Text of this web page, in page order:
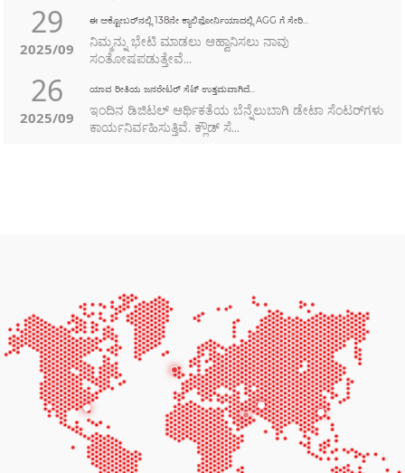
29
2025/09
ಈ ಅಕ್ಟೋಬರ್‌ನಲ್ಲಿ 138ನೇ ಕ್ಯಾಲಿಫೋರ್ನಿಯಾದಲ್ಲಿ AGG ಗೆ ಸೇರಿ...
ನಿಮ್ಮನ್ನು ಭೇಟಿ ಮಾಡಲು ಆಹ್ವಾನಿಸಲು ನಾವು
ಸಂತೋಷಪಡುತ್ತೇವೆ...
26
2025/09
ಯಾವ ರೀತಿಯ ಜನರೇಟರ್ ಸೆಟ್ ಉತ್ತಮವಾಗಿದೆ...
ಇಂದಿನ ಡಿಜಿಟಲ್ ಆರ್ಥಿಕತೆಯ ಬೆನ್ನೆಲುಬಾಗಿ ಡೇಟಾ ಸೆಂಟರ್‌ಗಳು
ಕಾರ್ಯನಿರ್ವಹಿಸುತ್ತಿವೆ. ಕ್ಲೌಡ್ ಸೆ...